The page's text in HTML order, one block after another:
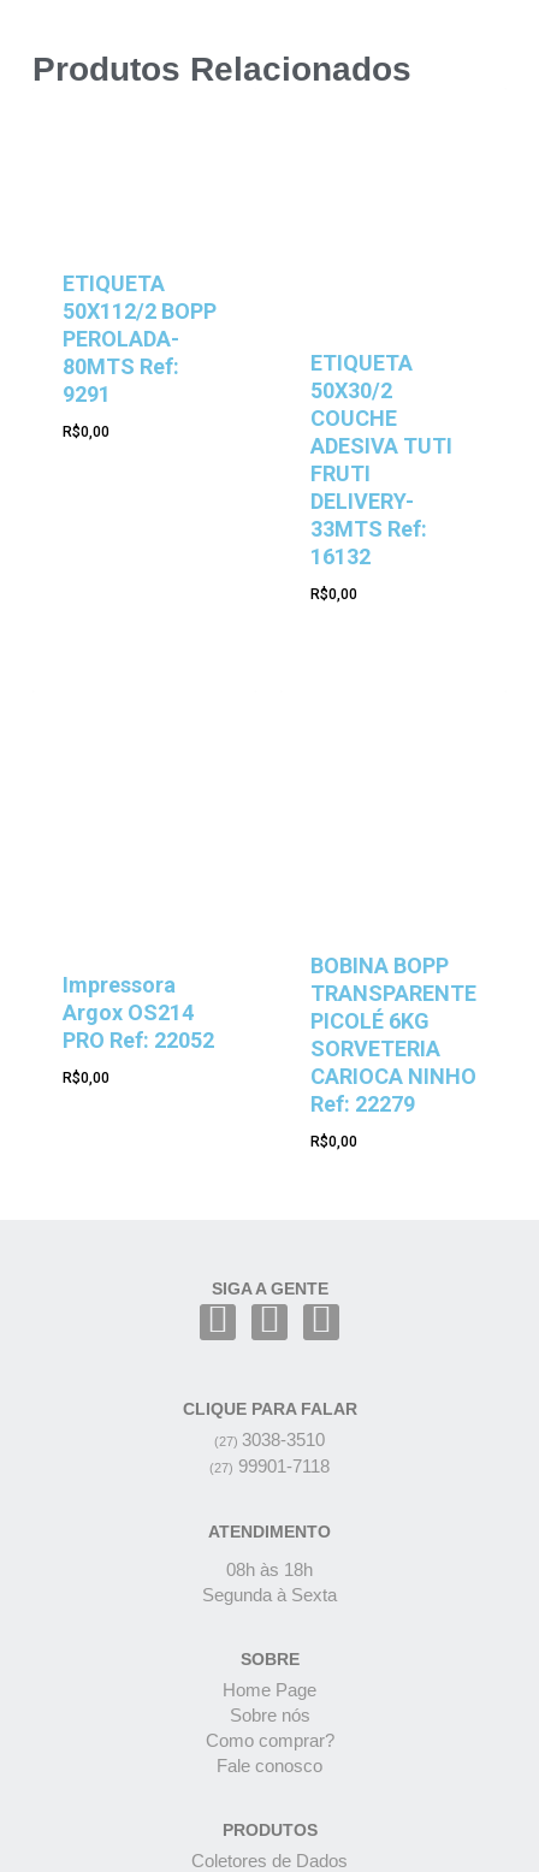
Produtos Relacionados
ETIQUETA
50X112/2 BOPP
PEROLADA-
80MTS Ref:
9291
R$0,00
ETIQUETA
50X30/2
COUCHE
ADESIVA TUTI
FRUTI
DELIVERY-
33MTS Ref:
16132
R$0,00
Impressora
Argox OS214
PRO Ref: 22052
R$0,00
BOBINA BOPP
TRANSPARENTE
PICOLÉ 6KG
SORVETERIA
CARIOCA NINHO
Ref: 22279
R$0,00
SIGA A GENTE
CLIQUE PARA FALAR
(27) 3038-3510
(27) 99901-7118
ATENDIMENTO
08h às 18h
Segunda à Sexta
SOBRE
Home Page
Sobre nós
Como comprar?
Fale conosco
PRODUTOS
Coletores de Dados